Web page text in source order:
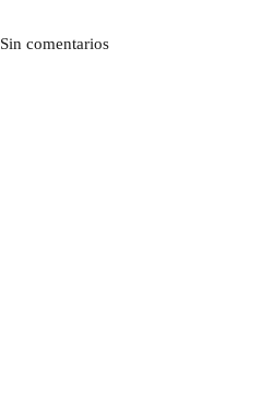
Sin comentarios